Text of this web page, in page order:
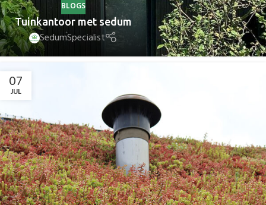
BLOGS
Tuinkantoor met sedum
SedumSpecialist
07
JUL